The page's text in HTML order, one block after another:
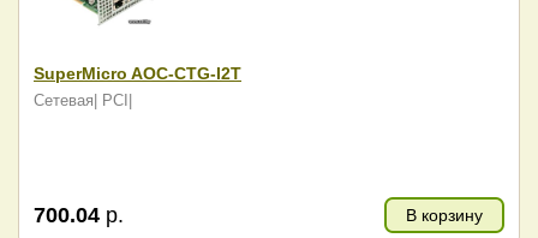
SuperMicro AOC-CTG-I2T
Сетевая| PCI|
700.04 р. В корзину